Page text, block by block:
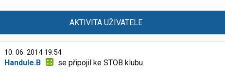
AKTIVITA UŽIVATELE
10. 06. 2014 19:54
Handule.B se připojil ke STOB klubu.